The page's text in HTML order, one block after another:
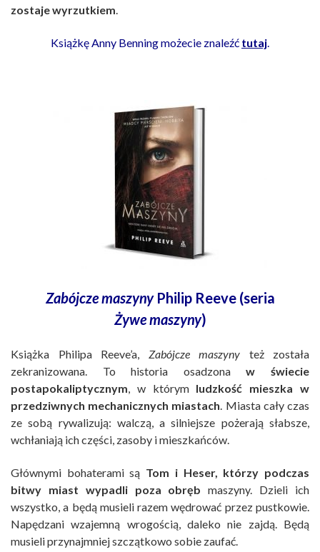
zostaje wyrzutkiem
Książkę Anny Benning możecie znaleźć tutaj
Zabójcze maszynyPhilip Reeve (seria
Żywe maszyny)
Książka Philipa Reeve’a, Zabójcze maszyny też została
zekranizowana. To historia osadzonaw świecie
postapokaliptycznym , w którym ludzkość mieszka w
przedziwnych mechanicznych miastach . Miasta cały czas
ze sobą rywalizują: walczą, a silniejsze pożerają słabsze,
wchłaniają ich części, zasoby i mieszkańców.
Głównymi bohaterami są Tom i Heser, którzy podczas
bitwy miast wypadli poza obręb maszyny. Dzieli ich
wszystko, a będą musieli razem wędrować przez pustkowie.
Napędzani wzajemną wrogością, daleko nie zajdą. Będą
musieli przynajmniej szczątkowo sobie zaufać.